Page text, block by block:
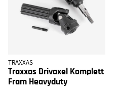
TRAXXAS
Traxxas Drivaxel Komplett
Fram Heavyduty